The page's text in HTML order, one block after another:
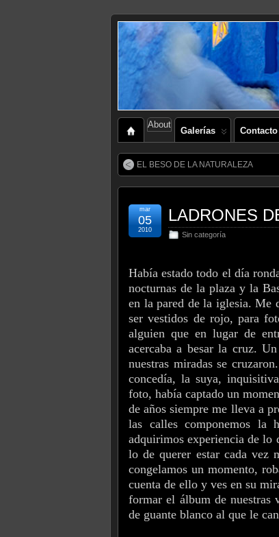
About
Galerías Contacto
EL BESO DE LA NATURALEZA
LADRONES
Sin categoría
mar
05
2010
Había estado todo el día
nocturnas de la plaza y la
en la pared de la iglesia. Me
ser vestidos de rojo, para
alguien que en lugar de
acercaba a besar la cruz.
nuestras miradas se
concedía, la suya,
foto, había captado un
de años siempre me lleva a
las calles componemos la
adquirimos experiencia de lo
lo de querer estar cada vez
congelamos un momento,
cuenta de ello y ves en su
formar el álbum de nuestras
de guante blanco al que le